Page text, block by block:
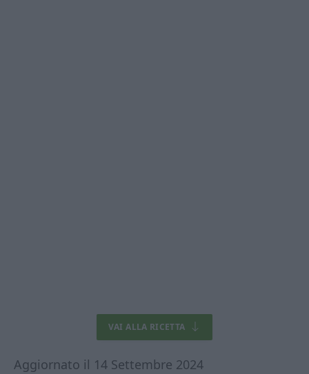
VAI ALLA RICETTA
Aggiornato il 14 Settembre 2024